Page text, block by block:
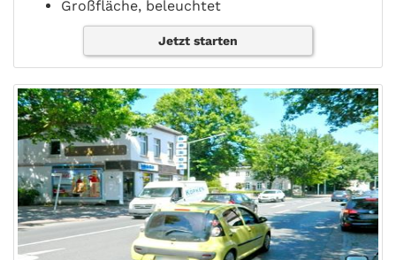
Großfläche, beleuchtet
Jetzt starten